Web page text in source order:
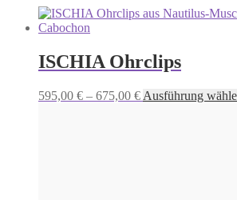
ISCHIA Ohrclips
595,00 € – 675,00 €Preisspanne:
Ausführung